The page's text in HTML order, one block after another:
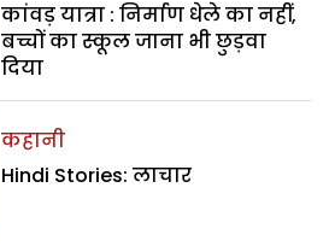
कांवड़ यात्रा : निर्माण धेले का नहीं,
बच्चों का स्कूल जाना भी छुड़वा
दिया
कहानी
Hindi Stories: लाचार